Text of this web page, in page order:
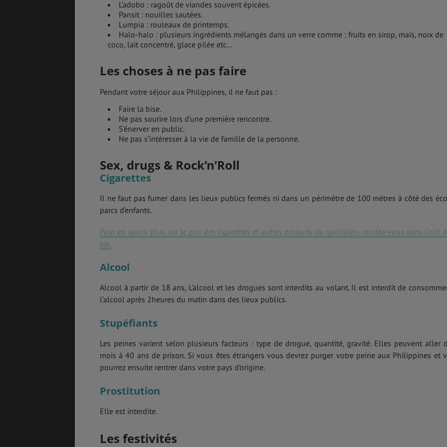
L’adobo : ragoût de viandes souvent épicées.
Pansit : nouilles sautées.
Lumpia : rouleaux de printemps.
Halo-halo : plusieurs ingrédients mélangés dans un verre comme : fruits en sirop, maïs, noix de
coco, lait concentré, glace pilée etc…
Les choses à ne pas faire
Pendant votre séjour aux Philippines, il ne faut pas :
Faire la bise.
Ne pas sourire lors d’une première rencontre.
S’énerver en public.
Ne pas s’intéresser à la vie de famille de la personne.
Sex, drugs & Rock’n’Roll
Cigarettes
Il ne faut pas fumer dans les lieux publics fermés ni dans un périmètre de 100 mètres à côté des
parcs d’enfants.
Pour en savoir plus sur le prix des cigarettes et autres produits du quotidien, rendez-vous dans Coût
vie.
Alcool
Alcool à partir de 18 ans, L'alcool et les drogues sont interdits au volant. Il est interdit de
l’alcool après 2heures du matin dans des lieux publics.
Stupéfiants
Les peines varient selon plusieurs facteurs : type de drogue, quantité, gravité. Elles peuvent aller
mois à 40 ans de prison. Si vous êtes étrangers vous devrez purger votre peine aux Philippines et
pourrez ensuite rentrer dans votre pays d’origine.
Prostitution
Elle est interdite.
Les festivités